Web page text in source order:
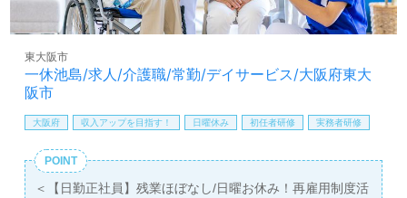
方も遠慮なく＊
LINE、メール、お電話などご希望に応じてお問い合わせ/ご
料サービスをご利用いただけます。＜非公開求人も取扱い
あり！＞"転職支援"のプロと一緒に転職活動！お問い合わ
せお待ちしております。
一休池島/求人/介護職/常勤/デイサービス/大阪府東大
阪市
東大阪市
大阪府 収入アップを目指す！ 日曜休み 初任者研修 実務者研修
POINT
＜【日勤正社員】残業ほぼなし/日曜お休み！再雇用制度活